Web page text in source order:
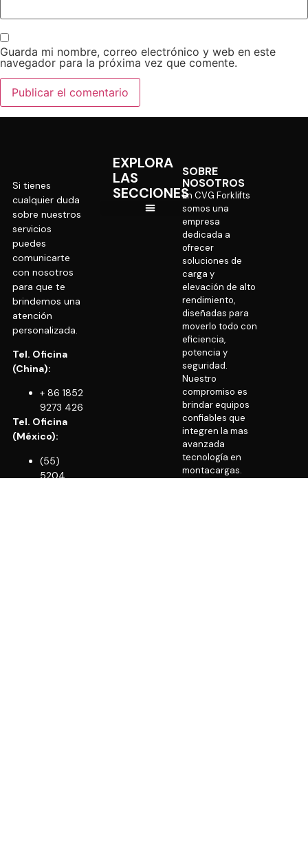
Guarda mi nombre, correo electrónico y web en este
navegador para la próxima vez que comente.
Si tienes
cualquier duda
sobre nuestros
servicios
puedes
comunicarte
con nosotros
para que te
brindemos una
atención
personalizada.
Tel. Oficina
(China):
+ 86 1852
9273 426
Tel. Oficina
(México):
(55)
5204
EXPLORA
LAS
SECCIONES
SOBRE
NOSOTROS
En CVG Forklifts
somos una
empresa
dedicada a
ofrecer
soluciones de
carga y
elevación de alto
rendimiento,
diseñadas para
moverlo todo con
eficiencia,
potencia y
seguridad.
Nuestro
compromiso es
brindar equipos
confiables que
integren la mas
avanzada
tecnología en
montacargas.